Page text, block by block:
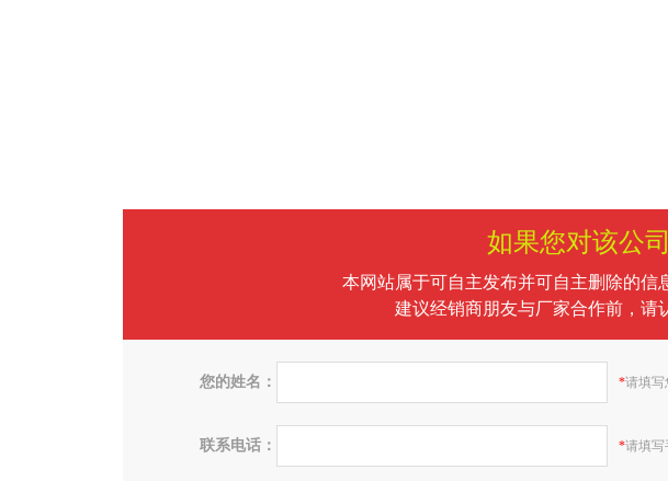
如果您对该公
本网站属于可自主发布并可自主删除的信
建议经销商朋友与厂家合作前，请
您的姓名： *请填写
联系电话： *请填写